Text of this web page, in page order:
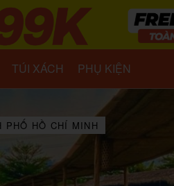
TÚI XÁCH PHỤ KIỆN
HỒ CHÍ MINH